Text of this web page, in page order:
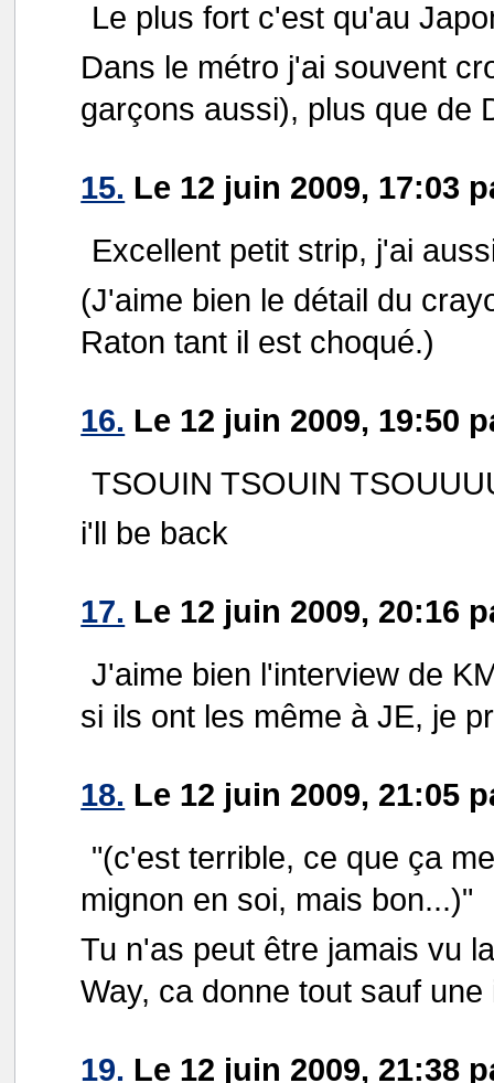
Le plus fort c'est qu'au
Dans le métro j'ai souvent
garçons aussi), plus que de
15. Le 12 juin 2009, 17:03
Excellent petit strip, j'ai
(J'aime bien le détail du
Raton tant il est choqué.)
16. Le 12 juin 2009, 19:50
TSOUIN TSOUIN
i'll be back
17. Le 12 juin 2009, 20:16
J'aime bien l'interview de
si ils ont les même à JE, je
18. Le 12 juin 2009, 21:05
"(c'est terrible, ce que ça
mignon en soi, mais bon...)"
Tu n'as peut être jamais vu
Way, ca donne tout sauf
19. Le 12 juin 2009, 21:38